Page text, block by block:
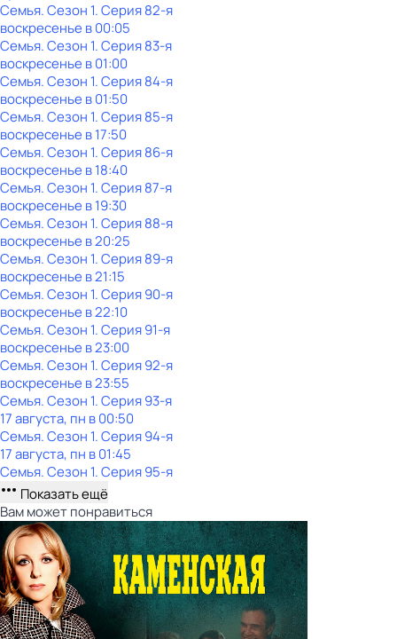
Семья. Сезон 1. Серия 82-я
воскресенье в00:05
Семья. Сезон 1. Серия 83-я
воскресенье в01:00
Семья. Сезон 1. Серия 84-я
воскресенье в01:50
Семья. Сезон 1. Серия 85-я
воскресенье в17:50
Семья. Сезон 1. Серия 86-я
воскресенье в18:40
Семья. Сезон 1. Серия 87-я
воскресенье в19:30
Семья. Сезон 1. Серия 88-я
воскресенье в20:25
Семья. Сезон 1. Серия 89-я
воскресенье в21:15
Семья. Сезон 1. Серия 90-я
воскресенье в22:10
Семья. Сезон 1. Серия 91-я
воскресенье в23:00
Семья. Сезон 1. Серия 92-я
воскресенье в23:55
Семья. Сезон 1. Серия 93-я
17 августа, пн в 00:50
Семья. Сезон 1. Серия 94-я
17 августа, пн в 01:45
Семья. Сезон 1. Серия 95-я
Показать ещё
Вам может понравиться